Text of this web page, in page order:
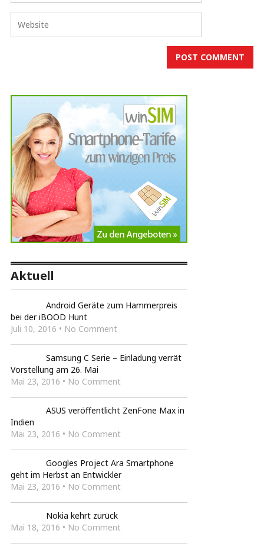
Aktuell
Android Geräte zum Hammerpreis
bei der iBOOD Hunt
Juli 10, 2016 • No Comment
Samsung C Serie – Einladung verrät
Vorstellung am 26. Mai
Mai 23, 2016 • No Comment
ASUS veröffentlicht ZenFone Max in
Indien
Mai 23, 2016 • No Comment
Googles Project Ara Smartphone
geht im Herbst an Entwickler
Mai 23, 2016 • No Comment
Nokia kehrt zurück
Mai 18, 2016 • No Comment